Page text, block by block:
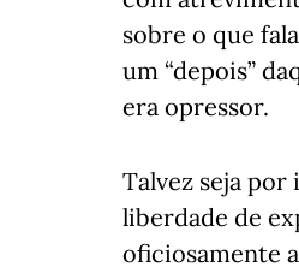
sobre o que
um “depois”
era opressor.
Talvez seja por
liberdade de
oficiosamente